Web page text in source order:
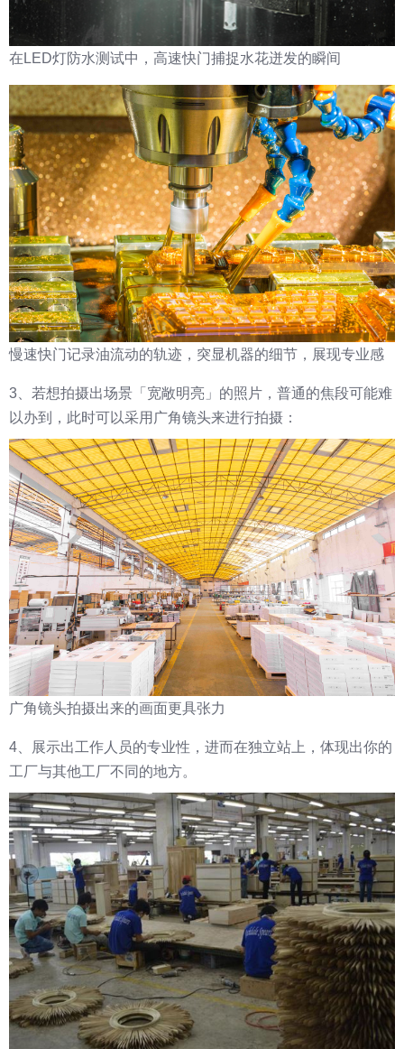
在LED灯防水测试中，高速快门捕捉水花迸发的瞬间
慢速快门记录油流动的轨迹，突显机器的细节，展现专业感
3、若想拍摄出场景「宽敞明亮」的照片，普通的焦段可能难
以办到，此时可以采用广角镜头来进行拍摄：
广角镜头拍摄出来的画面更具张力
4、展示出工作人员的专业性，进而在独立站上，体现出你的
工厂与其他工厂不同的地方。